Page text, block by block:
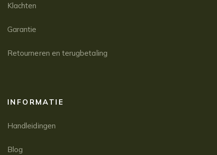
Klachten
Garantie
Retourneren en terugbetaling
INFORMATIE
Handleidingen
Blog